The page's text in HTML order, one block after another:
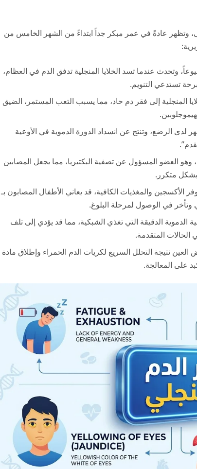
وتظهر عادةً في عمر مبكر جداً ابتداءً من الشهر الخامس من
وتحدث عندما تسد الخلايا المنجلية تدفق الدم في العظام،
تستدعي التنويم.
المنجلية إلى فقر دم حاد، مما يسبب التعب المستمر، الضيق
لدى الرضع، وتنتج عن انسداد الدورة الدموية في الأوعية
العضو المسؤول عن تصفية البكتيريا، مما يجعل المصابين
بشكل متكرر.
الأكسجين والمغذيات الكافية، قد يعاني الأطفال المصابون بـ
في الوصول لمرحلة البلوغ.
الدموية الدقيقة التي تغذي الشبكية، مما قد يؤدي إلى تلف
المتقدمة.
نتيجة التحلل السريع لكريات الدم الحمراء وإطلاق مادة
على المعالجة.